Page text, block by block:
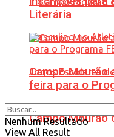
Campo Mourão
Literária
Campo Mourão
feira para o
Nenhum Resultado
View All Result